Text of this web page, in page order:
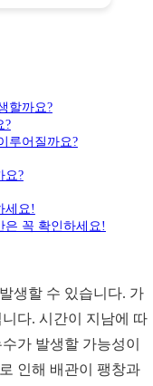
할까요?
?
루어질까요?
요?
세요!
은 꼭 확인하세요!
생할 수 있습니다. 가
다. 시간이 지남에 따
가 발생할 가능성이
인해 배관이 팽창과